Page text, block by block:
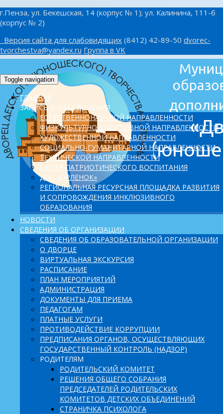
г.Пенза, ул. Бекешская, 14 (корпус № 1); ул. Калинина, 111-б
(корпус № 2)
Версия сайта для слабовидящих (8412) 42-89-50 dvorec-
tvorchestva@yandex.ru Группа в VK
Toggle navigation
ГЛАВНАЯ
ЗАПИСЬ В ОБЪЕДИНЕНИЯ
ЕСТЕСТВЕННОНАУЧНОЙ НАПРАВЛЕННОСТИ
ФИЗКУЛЬТУРНО-СПОРТИВНОЙ НАПРАВЛЕННОСТИ
ХУДОЖЕСТВЕННОЙ НАПРАВЛЕННОСТИ
СОЦИАЛЬНО-ГУМАНИТАРНОЙ НАПРАВЛЕННОСТИ
ТЕХНИЧЕСКОЙ НАПРАВЛЕННОСТИ
ЦЕНТР ПАТРИОТИЧЕСКОГО ВОСПИТАНИЯ
ДОЛ «ОРЛЕНОК»
PЕГИОНАЛЬНАЯ РЕСУРСНАЯ ПЛОЩАДКА РАЗВИТИЯ
И СОПРОВОЖДЕНИЯ ИНКЛЮЗИВНОГО
ОБРАЗОВАНИЯ
НОВОСТИ
СВЕДЕНИЯ ОБ ОРГАНИЗАЦИИ
СВЕДЕНИЯ ОБ ОБРАЗОВАТЕЛЬНОЙ ОРГАНИЗАЦИИ
О ДВОРЦЕ
ВИРТУАЛЬНАЯ ЭКСКУРСИЯ
РАСПИСАНИЕ
ПЛАН МЕРОПРИЯТИЙ
АДМИНИСТРАЦИЯ
ДОКУМЕНТЫ ДЛЯ ПРИЕМА
ПЕДАГОГАМ
ПЛАТНЫЕ УСЛУГИ
ПРОТИВОДЕЙСТВИЕ КОРРУПЦИИ
ПРЕДПИСАНИЯ ОРГАНОВ, ОСУЩЕСТВЛЯЮЩИХ
ГОСУДАРСТВЕННЫЙ КОНТРОЛЬ (НАДЗОР)
РОДИТЕЛЯМ
РОДИТЕЛЬСКИЙ КОМИТЕТ
РЕШЕНИЯ ОБЩЕГО СОБРАНИЯ
ПРЕДСЕДАТЕЛЕЙ РОДИТЕЛЬСКИХ
КОМИТЕТОВ ДЕТСКИХ ОБЪЕДИНЕНИЙ
СТРАНИЧКА ПСИХОЛОГА